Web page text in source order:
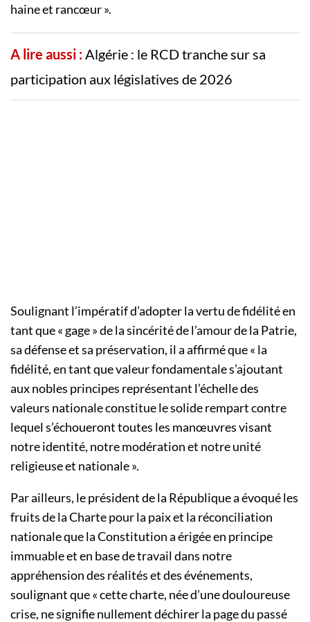
haine et rancœur ».
A lire aussi : Algérie : le RCD tranche sur sa
participation aux législatives de 2026
Soulignant l’impératif d’adopter la vertu de fidélité en
tant que « gage » de la sincérité de l’amour de la Patrie,
sa défense et sa préservation, il a affirmé que « la
fidélité, en tant que valeur fondamentale s’ajoutant
aux nobles principes représentant l’échelle des
valeurs nationale constitue le solide rempart contre
lequel s’échoueront toutes les manœuvres visant
notre identité, notre modération et notre unité
religieuse et nationale ».
Par ailleurs, le président de la République a évoqué les
fruits de la Charte pour la paix et la réconciliation
nationale que la Constitution a érigée en principe
immuable et en base de travail dans notre
appréhension des réalités et des événements,
soulignant que « cette charte, née d’une douloureuse
crise, ne signifie nullement déchirer la page du passé